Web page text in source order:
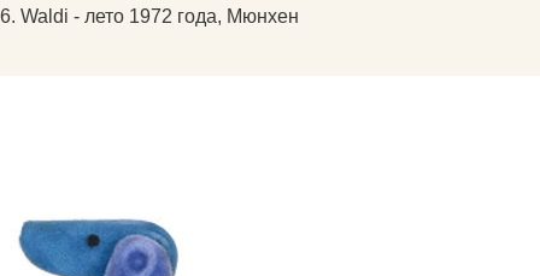
6. Waldi - лето 1972 года, Мюнхен